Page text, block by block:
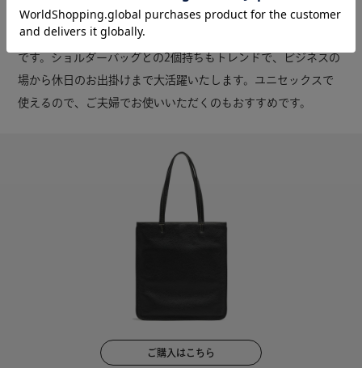
端正で発色の良いイタリアンレザーを使用。折りたたみ傘、A4
サイズのパソコンを入れても上のボタンが閉まる機能性が魅力
です。ショルダーバッグとの2個持ちもトレンドで、ビジネスの
場から休日のお出掛けまで大活躍いたします。ユニセックスで
使えるので、ご夫婦でお使いいただくのもおすすめです。
ご購入はこちら